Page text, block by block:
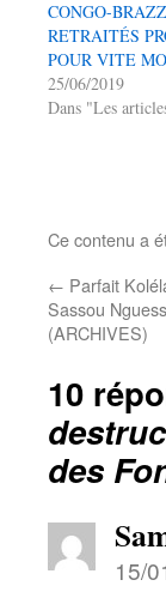
CONGO-
RETRAITÉS
POUR VITE
25/06/2019
Dans "Les
Ce contenu a
← Parfait
Sassou
(ARCHIVES)
10
des
15/